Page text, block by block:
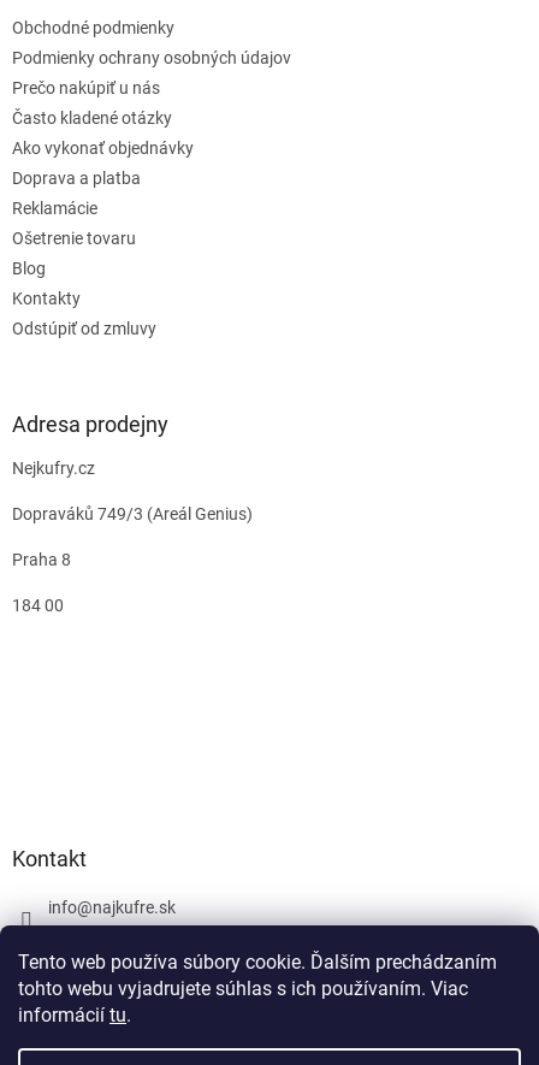
Tento web používa súbory cookie. Ďalším prechádzaním
tohto webu vyjadrujete súhlas s ich používaním. Viac
informácií tu.
Obchodné podmienky
Podmienky ochrany osobných údajov
Prečo nakúpiť u nás
Často kladené otázky
Ako vykonať objednávky
Doprava a platba
Reklamácie
Ošetrenie tovaru
Blog
Kontakty
Odstúpiť od zmluvy
Adresa prodejny
Nejkufry.cz
Dopraváků 749/3 (Areál Genius)
Praha 8
184 00
Kontakt
info@najkufre.sk
Facebook